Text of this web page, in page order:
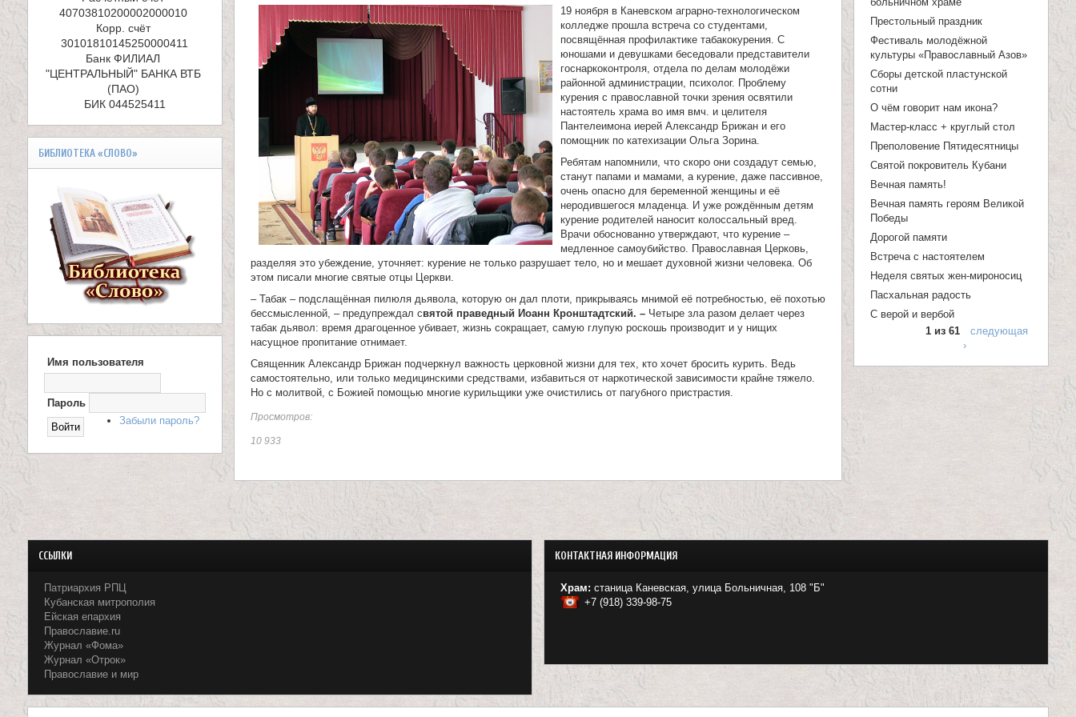
о
м
у
к
т
н
19 ноября в Каневском аграрно-технологическом
колледже прошла встреча со студентами,
посвящённая профилактике табакокурения. С
юношами и девушками беседовали представители
госнаркоконтроля, отдела по делам молодёжи
районной администрации, психолог. Проблему
курения с православной точки зрения освятили
настоятель храма во имя вмч. и целителя
Пантелеимона иерей Александр Брижан и его
помощник по катехизации Ольга Зорина.
Ребятам напомнили, что скоро они создадут семью,
станут папами и мамами, а курение, даже пассивное,
очень опасно для беременной женщины и её
неродившегося младенца. И уже рождённым детям
курение родителей наносит колоссальный вред.
Врачи обоснованно утверждают, что курение –
медленное самоубийство. Православная Церковь,
разделяя это убеждение, уточняет: курение не только разрушает тело, но и мешает духовной жизни человека. Об
этом писали многие святые отцы Церкви.
– Табак – подслащённая пилюля дьявола, которую он дал плоти, прикрываясь мнимой её потребностью, её похотью
бессмысленной, – предупреждал святой праведный Иоанн Кронштадтский. –Четыре зла разом делает через
табак дьявол: время драгоценное убивает, жизнь сокращает, самую глупую роскошь производит и у нищих
насущное пропитание отнимает.
Священник Александр Брижан подчеркнул важность церковной жизни для тех, кто хочет бросить курить. Ведь
самостоятельно, или только медицинскими средствами, избавиться от наркотической зависимости крайне тяжело.
Но с молитвой, с Божией помощью многие курильщики уже очистились от пагубного пристрастия.
Просмотров:
10 933
40703810200002000010
Корр. счёт
Банк ФИЛИАЛ
"ЦЕНТРАЛЬНЫЙ" БАНКА ВТБ
(ПАО)
БИК 044525411
БИБЛИОТЕКА «СЛОВО»
О
Имя пользователя
Пароль
Забыли пароль?
п
о
и
с
к
а
Престольный праздник
Фестиваль молодёжной
культуры «Православный Азов»
Сборы детской пластунской
сотни
О чём говорит нам икона?
Мастер-класс + круглый стол
Преполовение Пятидесятницы
Святой покровитель Кубани
Вечная память!
Вечная память героям Великой
Победы
Дорогой памяти
Встреча с настоятелем
Неделя святых жен-мироносиц
Пасхальная радость
С верой и вербой
1 из 61
следующая
›
ССЫЛКИ
Патриархия РПЦ
Кубанская митрополия
Ейская епархия
Православие.ru
Журнал «Фома»
Журнал «Отрок»
Православие и мир
КОНТАКТНАЯ ИНФОРМАЦИЯ
Храм: станица Каневская, улица Больничная, 108 "Б"
+7 (918) 339-98-75